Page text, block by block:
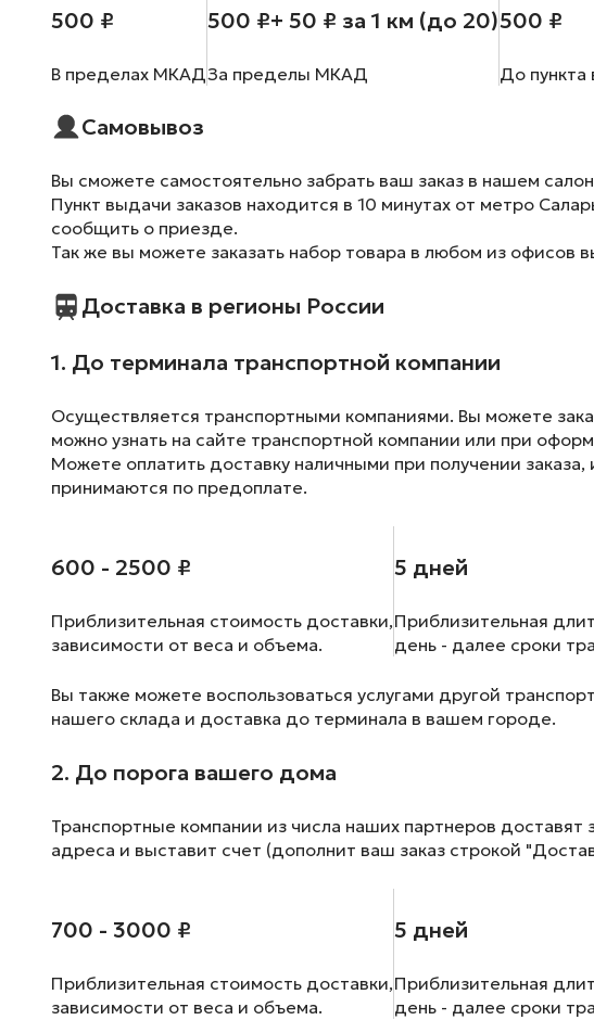
500 ₽
В пределах МКАД
500 ₽+ 50 ₽ за 1 км (до 20)
За пределы МКАД
500 ₽
До
Самовывоз
Вы сможете самостоятельно забрать ваш заказ в нашем
Пункт выдачи заказов находится в 10 минутах от метро
сообщить о приезде.
Так же вы можете заказать набор товара в любом из офисов
Доставка в регионы России
1. До терминала транспортной компании
Осуществляется транспортными компаниями. Вы можете
можно узнать на сайте транспортной компании или при
Можете оплатить доставку наличными при получении
принимаются по предоплате.
600 - 2500 ₽
Приблизительная стоимость доставки,
зависимости от веса и объема.
5 дней
Приблизительная
день - далее сроки
Вы также можете воспользоваться услугами другой
нашего склада и доставка до терминала в вашем городе.
2. До порога вашего дома
Транспортные компании из числа наших партнеров
адреса и выставит счет (дополнит ваш заказ строкой
700 - 3000 ₽
Приблизительная стоимость доставки,
зависимости от веса и объема.
5 дней
Приблизительная
день - далее сроки